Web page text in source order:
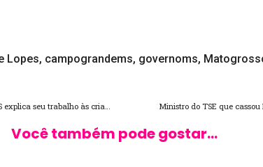
Lopes, campograndems, governoms,
Com criatividade, auditora do TCE-MS explica seu trabalho às crianças em escola infantil Ministro do TSE que
Você também pode gostar...